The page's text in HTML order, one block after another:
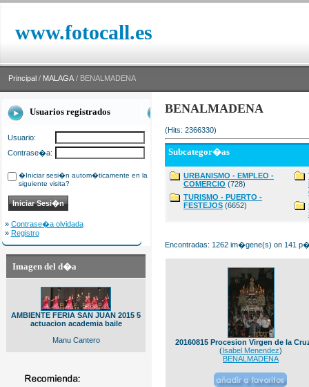
www.fotocall.es
Principal / MALAGA / BENALMADENA
Usuarios registrados
Usuario:
Contrase�a:
�Iniciar sesi�n autom�ticamente en la
siguiente visita?
» Contrase�a olvidada
» Registro
Imagen del d�a
AMBIENTE FERIA SAN JUAN 2015 5
actuacion academia baile
Manu Cantero
BENALMADENA
(Hits: 2366330)
Subcategor�as
URBANISMO - EMPLEO -
COMERCIO (728)
TURISMO - PUERTO -
FESTEJOS (6652)
Encontradas: 1262 im�gene(s) on 141
20160815 Procesion Virgen de la
(Isabel Menendez)
BENALMADENA